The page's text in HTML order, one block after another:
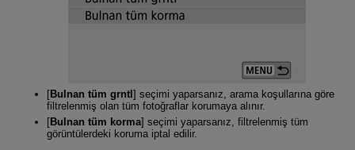
[Bulnan tüm grntl ] seçimi yaparsanız, arama koşullarına göre
filtrelenmiş olan tüm fotoğraflar korumaya alınır.
[Bulnan tüm korma] seçimi yaparsanız, filtrelenmiş tüm
görüntülerdeki koruma iptal edilir.